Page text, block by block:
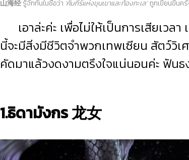
山海经รู้จักกันในชื่อว่า 'คัมภีร์แห่งขุนเขาและท้องทะเล'ถูกเขียนขึ้นค
เอาล่ะค่ะ เพื่อไม่ให้เป็นการเสียเวล
นี้จะมีสิ่งมีชีวิตจำพวกเทพเซียน สัตว์วิ
คัดมาแล้วงดงามตรึงใจแน่นอนค่ะ ฟันธ
1.ธิดามังกร 龙女